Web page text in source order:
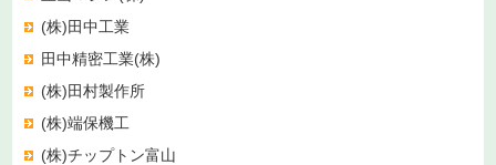
(株)田中工業
田中精密工業(株)
(株)田村製作所
(株)端保機工
(株)チップトン富山